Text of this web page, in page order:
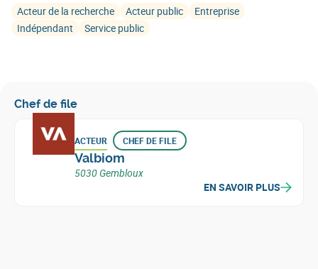
Acteur de la recherche Acteur public
Entreprise
Indépendant
Service public
Chef de file
ACTEUR CHEF DE FILE
Valbiom
5030 Gembloux
EN SAVOIR PLUS